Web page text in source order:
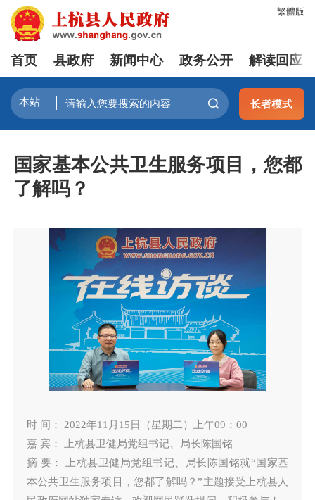
繁體版
首页 县政府 新闻中心 政务公开 解读回应
长者模式
国家基本公共卫生服务项目，您都
了解吗？
时 间： 2022年11月15日（星期二）上午09：00
嘉 宾： 上杭县卫健局党组书记、局长陈国铭
摘 要： 上杭县卫健局党组书记、局长陈国铭就“国家基
本公共卫生服务项目，您都了解吗？”主题接受上杭县人